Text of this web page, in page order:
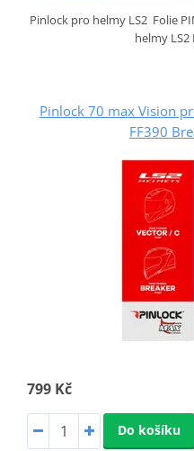
Pinlock pro helmy LS2 Folie
helmy LS2
Pinlock 70 max Vision
FF390
799 Kč
Do košíku